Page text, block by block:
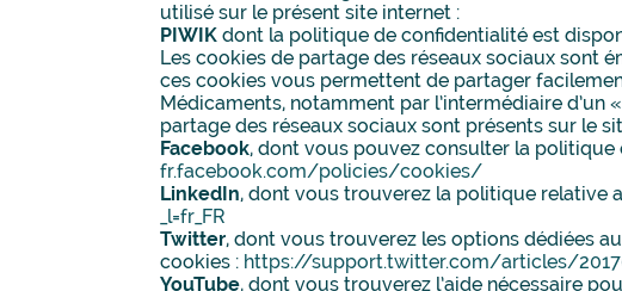
utilisé sur le présent site internet :
PIWIK dont la politique de confidentialité est
Les cookies de partage des réseaux sociaux sont
ces cookies vous permettent de partager
Médicaments, notamment par l’intermédiaire
partage des réseaux sociaux sont présents sur le
Facebook, dont vous pouvez consulter la
fr.facebook.com/policies/cookies/
LinkedIn, dont vous trouverez la politique relative
_l=fr_FR
Twitter, dont vous trouverez les options dédiées
cookies : https://support.twitter.com/articles/
YouTube, dont vous trouverez l’aide nécessaire